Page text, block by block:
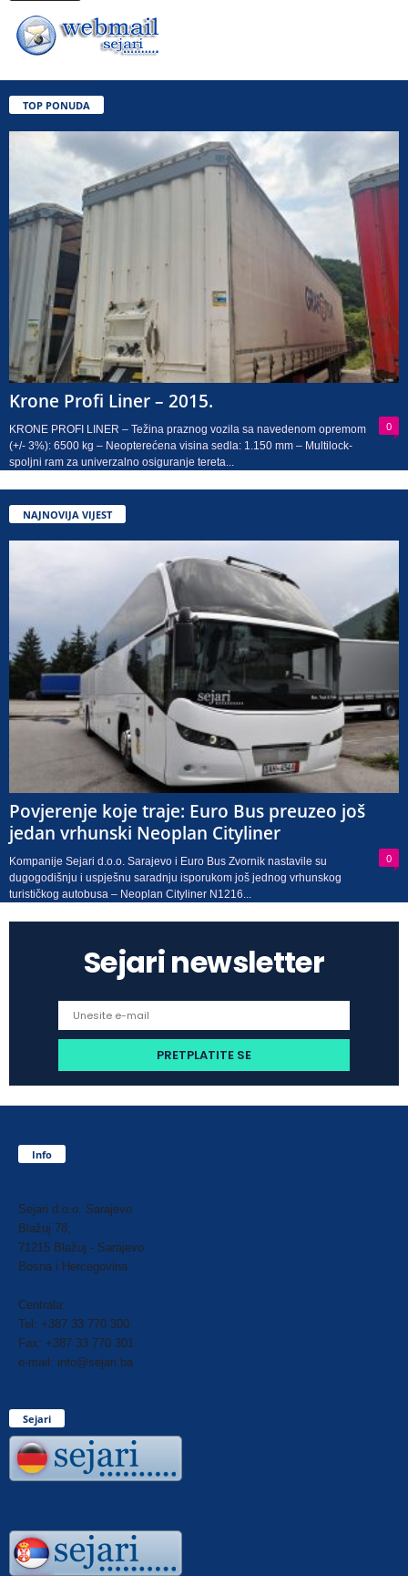
TOP PONUDA
Krone Profi Liner – 2015.
0
KRONE PROFI LINER – Težina praznog vozila sa navedenom opremom
(+/- 3%): 6500 kg – Neopterećena visina sedla: 1.150 mm – Multilock-
spoljni ram za univerzalno osiguranje tereta...
NAJNOVIJA VIJEST
Povjerenje koje traje: Euro Bus preuzeo još
jedan vrhunski Neoplan Cityliner
0
Kompanije Sejari d.o.o. Sarajevo i Euro Bus Zvornik nastavile su
dugogodišnju i uspješnu saradnju isporukom još jednog vrhunskog
turističkog autobusa – Neoplan Cityliner N1216...
Sejari newsletter
Info
Sejari d.o.o. Sarajevo
Blažuj 78,
71215 Blažuj - Sarajevo
Bosna i Hercegovina
Centrala:
Tel: +387 33 770 300
Fax: +387 33 770 301
e-mail: info@sejari.ba
Sejari